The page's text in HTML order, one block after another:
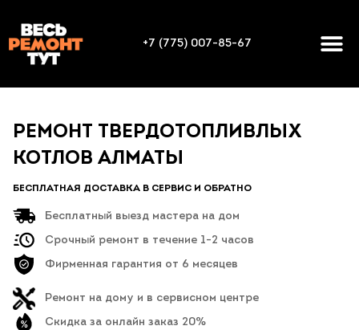
+7 (775) 007-85-67
РЕМОНТ ТВЕРДОТОПЛИВЛЫХ
КОТЛОВ АЛМАТЫ
БЕСПЛАТНАЯ ДОСТАВКА В СЕРВИС И ОБРАТНО
Бесплатный выезд мастера на дом
Срочный ремонт в течение 1-2 часов
Фирменная гарантия от 6 месяцев
Ремонт на дому и в сервисном центре
Скидка за онлайн заказ 20%